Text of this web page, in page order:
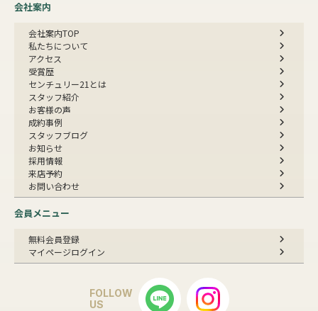
会社案内
会社案内TOP
私たちについて
アクセス
受賞歴
センチュリー21とは
スタッフ紹介
お客様の声
成約事例
スタッフブログ
お知らせ
採用情報
来店予約
お問い合わせ
会員メニュー
無料会員登録
マイページログイン
FOLLOW
US